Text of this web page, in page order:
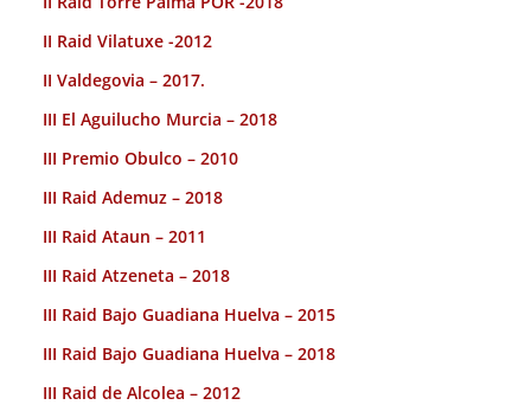
II Raid Vilatuxe -2012
II Valdegovia – 2017.
III El Aguilucho Murcia – 2018
III Premio Obulco – 2010
III Raid Ademuz – 2018
III Raid Ataun – 2011
III Raid Atzeneta – 2018
III Raid Bajo Guadiana Huelva – 2015
III Raid Bajo Guadiana Huelva – 2018
III Raid de Alcolea – 2012